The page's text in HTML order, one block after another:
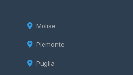
Molise
Piemonte
Puglia